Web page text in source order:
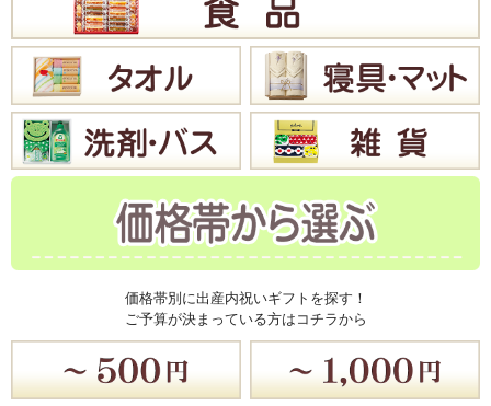
価格帯別に出産内祝いギフトを探す！
ご予算が決まっている方はコチラから